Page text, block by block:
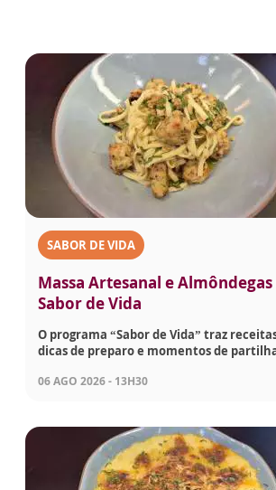
SABOR DE VIDA
Massa Artesanal e Almôndegas
Sabor de Vida
O programa “Sabor de Vida” traz
dicas de preparo e momentos de
06 AGO 2026 - 13H30